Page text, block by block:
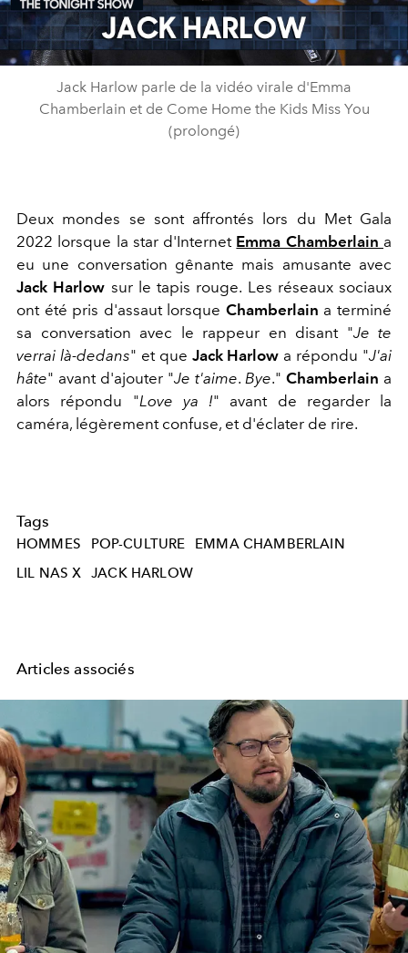
Video
Jack Harlow parle de la vidéo virale d'Emma
Chamberlain et de Come Home the Kids Miss You
(prolongé)
Deux mondes se sont affrontés lors du Met Gala
2022 lorsque la star d'Internet Emma Chamberlain a
eu une conversation gênante mais amusante avec
Jack Harlow sur le tapis rouge. Les réseaux sociaux
ont été pris d'assaut lorsque Chamberlain a terminé
sa conversation avec le rappeur en disant "Je te
verrai là-dedans" et que Jack Harlow a répondu "J'ai
hâte" avant d'ajouter "Je t'aime. Bye." Chamberlain a
alors répondu "Love ya !" avant de regarder la
caméra, légèrement confuse, et d'éclater de rire.
Tags
HOMMES POP-CULTURE
EMMA CHAMBERLAIN
LIL NAS X
JACK HARLOW
Articles associés